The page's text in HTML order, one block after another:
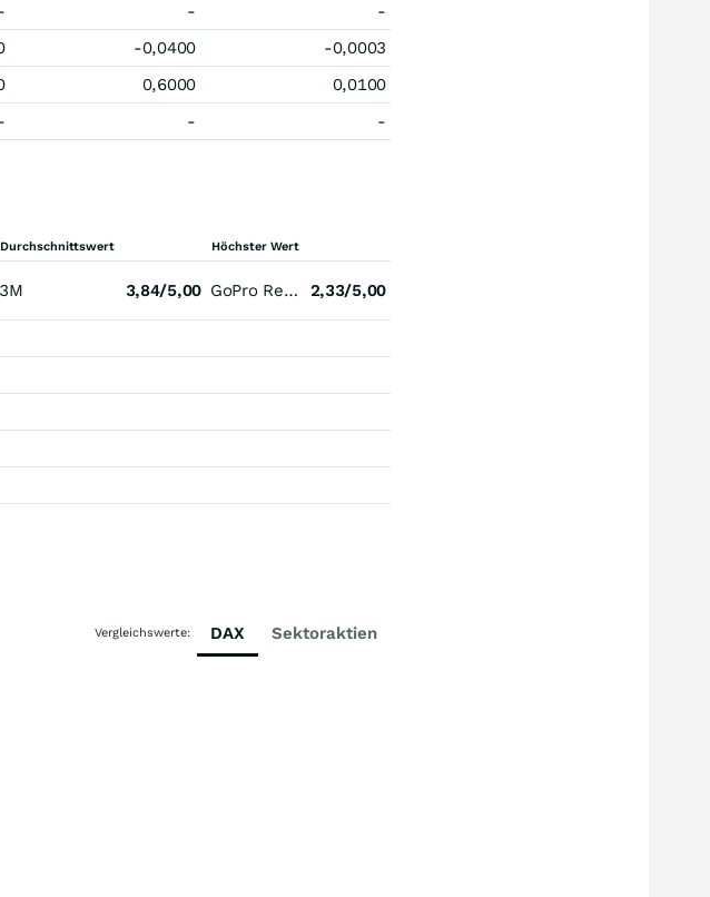
-
-
-0,0400
-0,0003
0,6000
0,0100
- -
Durchschnittswert Höchster Wert
3M 3,84/5,00 GoPro Registered (A) 2,33/5,00
Vergleichswerte: DAX Sektoraktien